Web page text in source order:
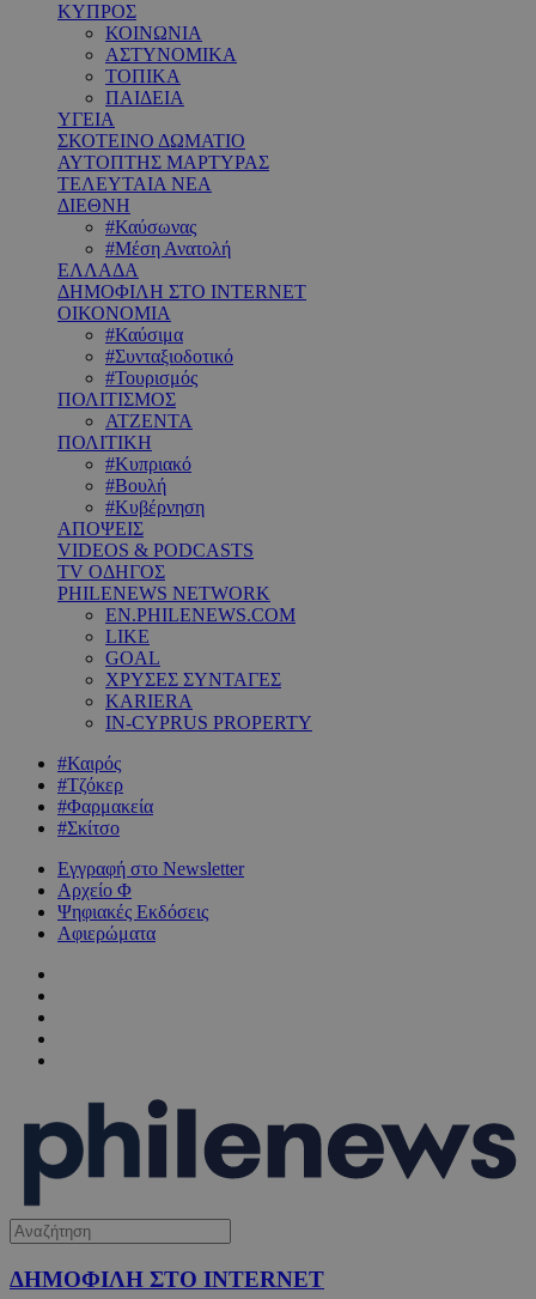
ΚΥΠΡΟΣ
ΚΟΙΝΩΝΙΑ
ΑΣΤΥΝΟΜΙΚΑ
ΤΟΠΙΚΑ
ΠΑΙΔΕΙΑ
ΥΓΕΙΑ
ΣΚΟΤΕΙΝΟ ΔΩΜΑΤΙΟ
ΑΥΤΟΠΤΗΣ ΜΑΡΤΥΡΑΣ
ΤΕΛΕΥΤΑΙΑ ΝΕΑ
ΔΙΕΘΝΗ
#Καύσωνας
#Μέση Ανατολή
ΕΛΛΑΔΑ
ΔΗΜΟΦΙΛΗ ΣΤΟ INTERNET
ΟΙΚΟΝΟΜΙΑ
#Καύσιμα
#Συνταξιοδοτικό
#Τουρισμός
ΠΟΛΙΤΙΣΜΟΣ
ΑΤΖΕΝΤΑ
ΠΟΛΙΤΙΚΗ
#Κυπριακό
#Βουλή
#Κυβέρνηση
ΑΠΟΨΕΙΣ
VIDEOS & PODCASTS
TV ΟΔΗΓΟΣ
PHILENEWS NETWORK
EN.PHILENEWS.COM
LIKE
GOAL
ΧΡΥΣΕΣ ΣΥΝΤΑΓΕΣ
KARIERA
IN-CYPRUS PROPERTY
#Καιρός
#Τζόκερ
#Φαρμακεία
#Σκίτσο
Εγγραφή στο Newsletter
Αρχείο Φ
Ψηφιακές Εκδόσεις
Αφιερώματα
ΔΗΜΟΦΙΛΗ ΣΤΟ INTERNET